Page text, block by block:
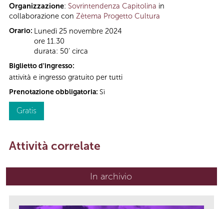
Organizzazione: Sovrintendenza Capitolina in
collaborazione con Zètema Progetto Cultura
Orario: Lunedì 25 novembre 2024
ore 11.30
durata: 50’ circa
Biglietto d'ingresso:
attività e ingresso gratuito per tutti
Prenotazione obbligatoria: Sì
Gratis
Attività correlate
In archivio